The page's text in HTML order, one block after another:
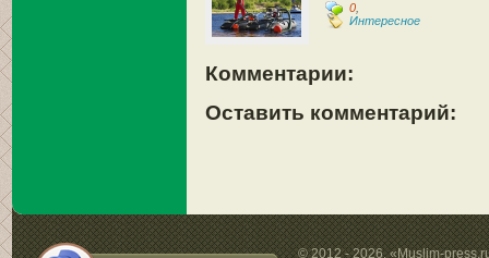
0,
Интересное
Комментарии:
Оставить комментарий:
© 2012 - 2026. «Muslim-